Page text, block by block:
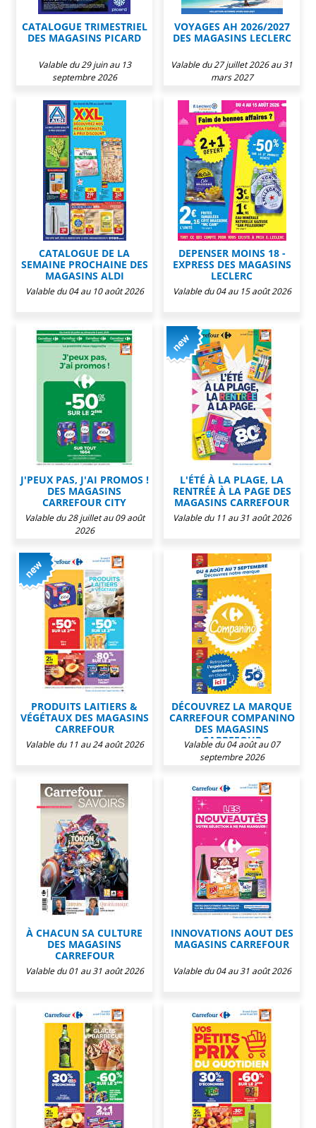
CATALOGUE TRIMESTRIEL
DES MAGASINS PICARD
Valable du 29 juin au 13
septembre 2026
VOYAGES AH 2026/2027
DES MAGASINS LECLERC
Valable du 27 juillet 2026 au 31
mars 2027
CATALOGUE DE LA
SEMAINE PROCHAINE DES
MAGASINS ALDI
Valable du 04 au 10 août 2026
DEPENSER MOINS 18 -
EXPRESS DES MAGASINS
LECLERC
Valable du 04 au 15 août 2026
J'PEUX PAS, J'AI PROMOS !
DES MAGASINS
CARREFOUR CITY
Valable du 28 juillet au 09 août
2026
L'ÉTÉ À LA PLAGE, LA
RENTRÉE À LA PAGE DES
MAGASINS CARREFOUR
Valable du 11 au 31 août 2026
PRODUITS LAITIERS &
VÉGÉTAUX DES MAGASINS
CARREFOUR
Valable du 11 au 24 août 2026
DÉCOUVREZ LA MARQUE
CARREFOUR COMPANINO
DES MAGASINS
CARREFOUR
Valable du 04 août au 07
septembre 2026
À CHACUN SA CULTURE
DES MAGASINS
CARREFOUR
Valable du 01 au 31 août 2026
INNOVATIONS AOUT DES
MAGASINS CARREFOUR
Valable du 04 au 31 août 2026